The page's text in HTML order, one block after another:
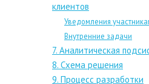
клиентов
Уведомления
Внутренние задачи
7. Аналитическая
8. Схема решения
9. Процесс разработки